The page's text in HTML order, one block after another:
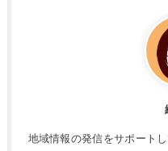
地域情報の発信をサポート